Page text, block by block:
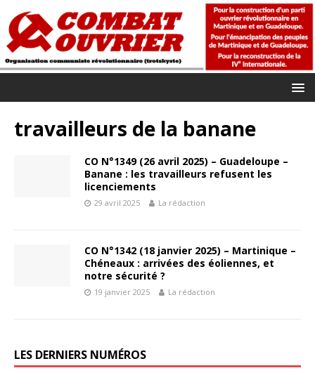
travailleurs de la banane
CO N°1349 (26 avril 2025) – Guadeloupe –
Banane : les travailleurs refusent les
licenciements
29 avril 2025 La rédaction
CO N°1342 (18 janvier 2025) – Martinique –
Chéneaux : arrivées des éoliennes, et
notre sécurité ?
19 janvier 2025 La rédaction
LES DERNIERS NUMÉROS